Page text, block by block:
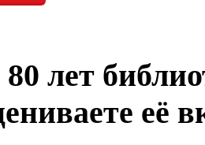
80 лет
её